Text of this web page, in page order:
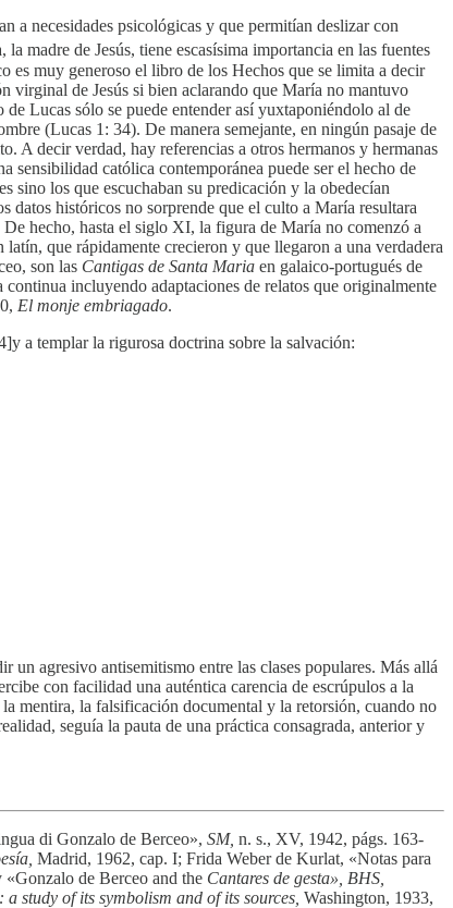
a necesidades psicológicas y que permitían deslizar con
madre de Jesús, tiene escasísima importancia en las fuentes
es muy generoso el libro de los Hechos que se limita a decir
virginal de Jesús si bien aclarando que María no mantuvo
Lucas sólo se puede entender así yuxtaponiéndolo al de
(Lucas 1: 34). De manera semejante, en ningún pasaje de
A decir verdad, hay referencias a otros hermanos y hermanas
sensibilidad católica contemporánea puede ser el hecho de
sino los que escuchaban su predicación y la obedecían
datos históricos no sorprende que el culto a María resultara
hecho, hasta el siglo XI, la figura de María no comenzó a
que rápidamente crecieron y que llegaron a una verdadera
son las Cantigas de Santa Maria en galaico-portugués de
incluyendo adaptaciones de relatos que originalmente
El monje embriagado.
a templar la rigurosa doctrina sobre la salvación:
agresivo antisemitismo entre las clases populares. Más allá
con facilidad una auténtica carencia de escrúpulos a la
la mentira, la falsificación documental y la retorsión, cuando no
seguía la pauta de una práctica consagrada, anterior y
di Gonzalo de Berceo», SM, n. s., XV, 1942, págs. 163-
Madrid, 1962, cap. I; Frida Weber de Kurlat, «Notas para
«Gonzalo de Berceo and the Cantares de gesta», BHS,
study of its symbolism and of its sources, Washington, 1933,